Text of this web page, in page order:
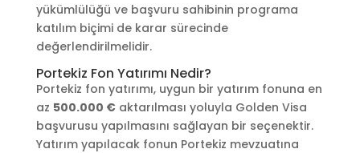
yükümlülüğü ve başvuru sahibinin programa
katılım biçimi de karar sürecinde
değerlendirilmelidir.
Portekiz Fon Yatırımı Nedir?
Portekiz fon yatırımı, uygun bir yatırım fonuna en
az 500.000 €aktarılması yoluyla Golden Visa
başvurusu yapılmasını sağlayan bir seçenektir.
Yatırım yapılacak fonun Portekiz mevzuatına